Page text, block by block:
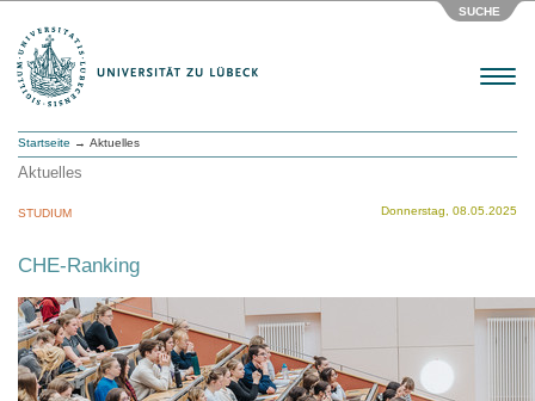
SUCHE
Menu
Startseite → Aktuelles
Aktuelles
Donnerstag, 08.05.2025
STUDIUM
CHE-Ranking